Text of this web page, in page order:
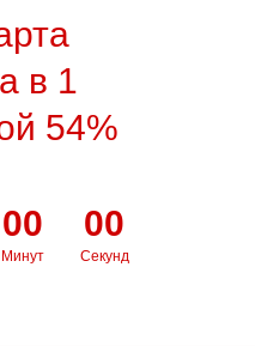
в 1
54%
00
Минут
00
Секунд